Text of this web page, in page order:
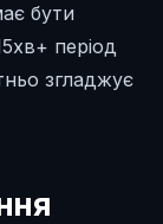
бути
період
згладжує